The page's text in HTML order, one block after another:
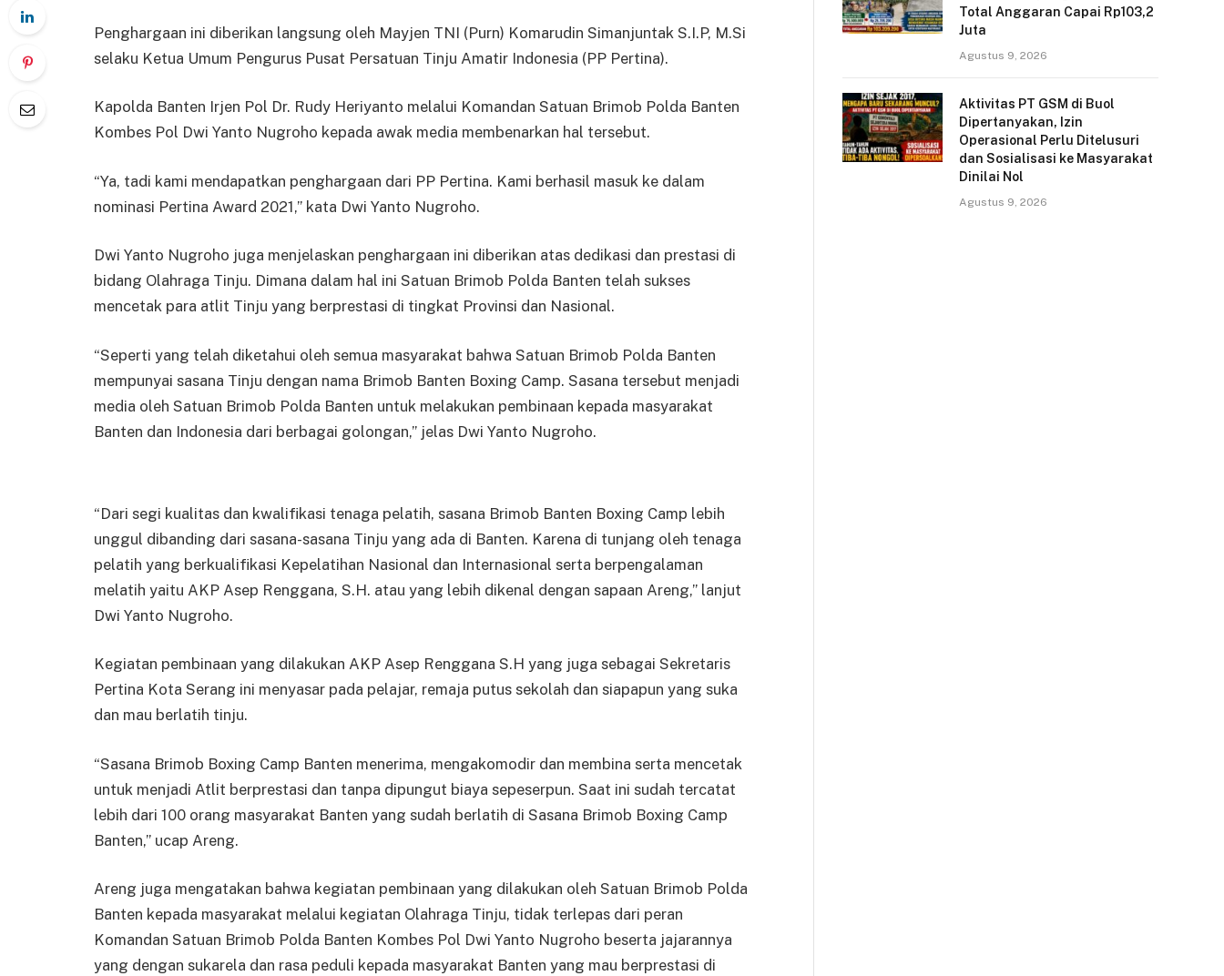
Penghargaan ini diberikan langsung oleh Mayjen TNI (Purn) Komarudin Simanjuntak S.I.P, M.Si
selaku Ketua Umum Pengurus Pusat Persatuan Tinju Amatir Indonesia (PP Pertina).
Kapolda Banten Irjen Pol Dr. Rudy Heriyanto melalui Komandan Satuan Brimob Polda Banten
Kombes Pol Dwi Yanto Nugroho kepada awak media membenarkan hal tersebut.
“Ya, tadi kami mendapatkan penghargaan dari PP Pertina. Kami berhasil masuk ke dalam
nominasi Pertina Award 2021,” kata Dwi Yanto Nugroho.
Dwi Yanto Nugroho juga menjelaskan penghargaan ini diberikan atas dedikasi dan prestasi di
bidang Olahraga Tinju. Dimana dalam hal ini Satuan Brimob Polda Banten telah sukses
mencetak para atlit Tinju yang berprestasi di tingkat Provinsi dan Nasional.
“Seperti yang telah diketahui oleh semua masyarakat bahwa Satuan Brimob Polda Banten
mempunyai sasana Tinju dengan nama Brimob Banten Boxing Camp. Sasana tersebut menjadi
media oleh Satuan Brimob Polda Banten untuk melakukan pembinaan kepada masyarakat
Banten dan Indonesia dari berbagai golongan,” jelas Dwi Yanto Nugroho.
“Dari segi kualitas dan kwalifikasi tenaga pelatih, sasana Brimob Banten Boxing Camp lebih
unggul dibanding dari sasana-sasana Tinju yang ada di Banten. Karena di tunjang oleh tenaga
pelatih yang berkualifikasi Kepelatihan Nasional dan Internasional serta berpengalaman
melatih yaitu AKP Asep Renggana, S.H. atau yang lebih dikenal dengan sapaan Areng,” lanjut
Dwi Yanto Nugroho.
Kegiatan pembinaan yang dilakukan AKP Asep Renggana S.H yang juga sebagai Sekretaris
Pertina Kota Serang ini menyasar pada pelajar, remaja putus sekolah dan siapapun yang suka
dan mau berlatih tinju.
“Sasana Brimob Boxing Camp Banten menerima, mengakomodir dan membina serta mencetak
untuk menjadi Atlit berprestasi dan tanpa dipungut biaya sepeserpun. Saat ini sudah tercatat
lebih dari 100 orang masyarakat Banten yang sudah berlatih di Sasana Brimob Boxing Camp
Banten,” ucap Areng.
Areng juga mengatakan bahwa kegiatan pembinaan yang dilakukan oleh Satuan Brimob Polda
Banten kepada masyarakat melalui kegiatan Olahraga Tinju, tidak terlepas dari peran
Komandan Satuan Brimob Polda Banten Kombes Pol Dwi Yanto Nugroho beserta jajarannya
yang dengan sukarela dan rasa peduli kepada masyarakat Banten yang mau berprestasi di
Total Anggaran Capai Rp103,2
Juta
Agustus 9, 2026
Aktivitas PT GSM di Buol
Dipertanyakan, Izin
Operasional Perlu Ditelusuri
dan Sosialisasi ke Masyarakat
Dinilai Nol
Agustus 9, 2026